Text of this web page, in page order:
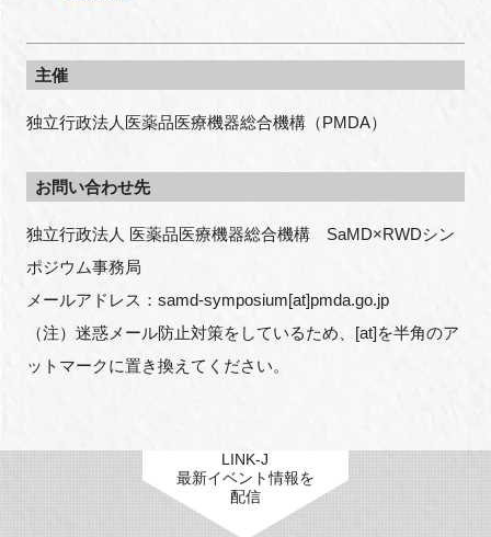
主催
独立行政法人医薬品医療機器総合機構（PMDA）
お問い合わせ先
独立行政法人 医薬品医療機器総合機構　SaMD×RWDシン
ポジウム事務局
メールアドレス：samd-symposium[at]pmda.go.jp
（注）迷惑メール防止対策をしているため、[at]を半角のア
ットマークに置き換えてください。
LINK-J
最新イベント情報を
配信